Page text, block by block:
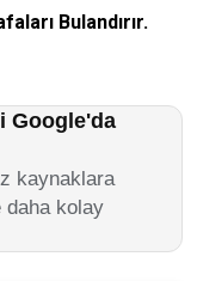
Bulandırır.
Google'da
kaynaklara
daha kolay